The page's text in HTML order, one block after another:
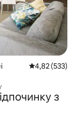
Середня
4,82 (533)
з